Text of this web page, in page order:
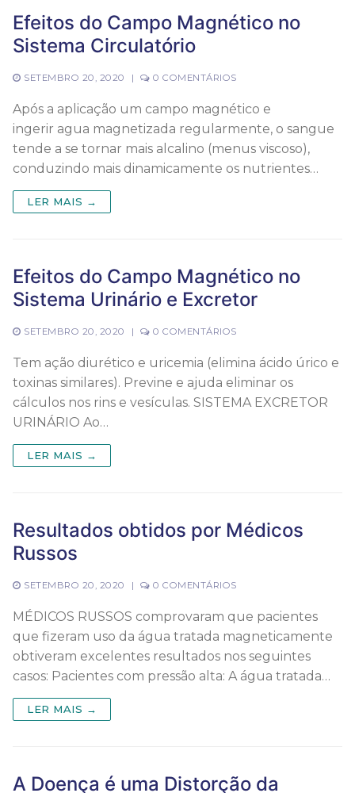
Efeitos do Campo Magnético no
Sistema Circulatório
SETEMBRO 20, 2020 | 0 COMENTÁRIOS
Após a aplicação um campo magnético e
ingerir agua magnetizada regularmente, o sangue
tende a se tornar mais alcalino (menus viscoso),
conduzindo mais dinamicamente os nutrientes…
LER MAIS →
Efeitos do Campo Magnético no
Sistema Urinário e Excretor
SETEMBRO 20, 2020 | 0 COMENTÁRIOS
Tem ação diurético e uricemia (elimina ácido úrico e
toxinas similares). Previne e ajuda eliminar os
cálculos nos rins e vesículas.​ SISTEMA EXCRETOR
URINÁRIO Ao…
LER MAIS →
Resultados obtidos por Médicos
Russos
SETEMBRO 20, 2020 | 0 COMENTÁRIOS
MÉDICOS RUSSOS comprovaram que pacientes
que fizeram uso da água tratada magneticamente
obtiveram excelentes resultados nos seguintes
casos: Pacientes com pressão alta: A água tratada…
LER MAIS →
A Doença é uma Distorção da